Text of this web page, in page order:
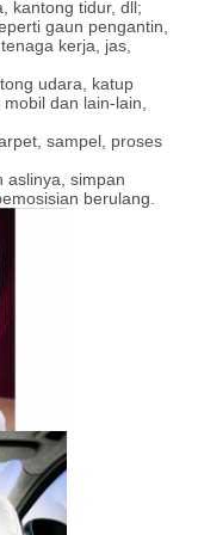
kantong tidur, dll;
gaun pengantin,
kerja, jas,
udara, katup
dan lain-lain,
sampel, proses
aslinya, simpan
berulang.